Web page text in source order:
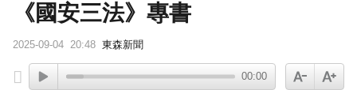
《國安三法》專書
2025-09-04 20:48 東森新聞
00:00